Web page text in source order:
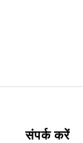
संपर्क करें